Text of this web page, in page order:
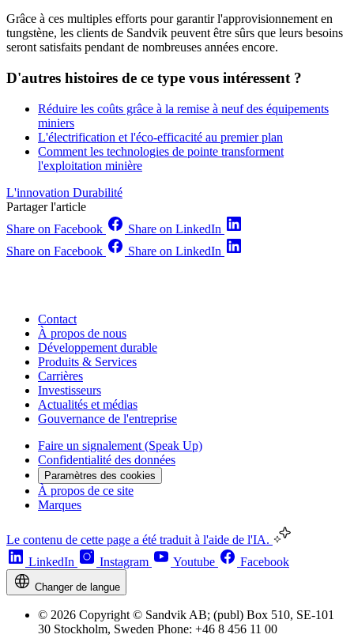
Grâce à ces multiples efforts pour garantir l'approvisionnement en
tungstène, les clients de Sandvik peuvent être sûrs que leurs besoins
seront satisfaits pendant de nombreuses années encore.
D'autres histoires de ce type vous intéressent ?
Réduire les coûts grâce à la remise à neuf des équipements
miniers
L'électrification et l'éco-efficacité au premier plan
Comment les technologies de pointe transforment
l'exploitation minière
L'innovation Durabilité
Partager l'article
Share on Facebook
Share on LinkedIn
Share on Facebook
Share on LinkedIn
Contact
À propos de nous
Développement durable
Produits & Services
Carrières
Investisseurs
Actualités et médias
Gouvernance de l'entreprise
Faire un signalement (Speak Up)
Confidentialité des données
Paramètres des cookies
À propos de ce site
Marques
Le contenu de cette page a été traduit à l'aide de l'IA.
LinkedIn
Instagram Youtube Facebook
Changer de langue
© 2026 Copyright © Sandvik AB; (publ) Box 510, SE-101
30 Stockholm, Sweden Phone: +46 8 456 11 00